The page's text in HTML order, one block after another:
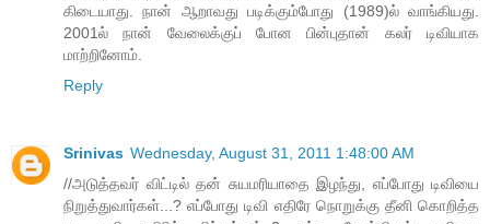
கிடையாது. நான் ஆறாவது படிக்கும்போது (1989)ல் வாங்கியது.
2001ல் நான் வேலைக்குப் போன பின்புதான் கலர் டிவியாக
மாற்றினோம்.
Reply
Srinivas Wednesday, August 31, 2011 1:48:00 AM
//அடுத்தவர் விட்டில் தன் சுயமரியாதை இழந்து, எப்போது டிவியை
நிறுத்துவார்கள்...? எப்போது டிவி எதிரே நொறுக்கு தீனி கொறித்த